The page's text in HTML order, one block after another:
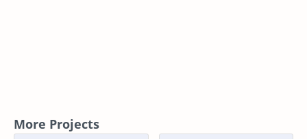
More Projects